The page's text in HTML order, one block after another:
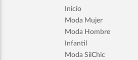
Inicio
Moda Mujer
Moda Hombre
Infantil
Moda SiiChic